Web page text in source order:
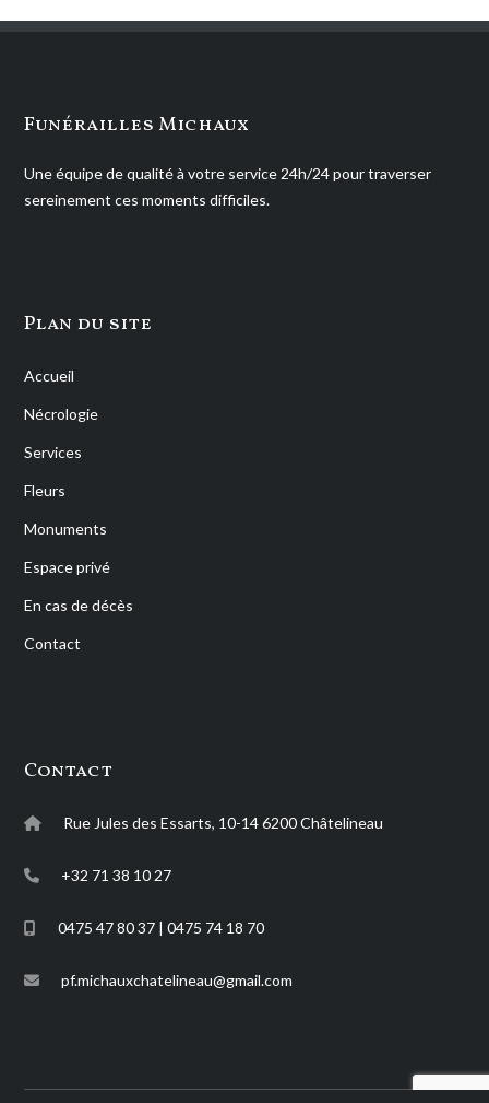
Funérailles Michaux
Une équipe de qualité à votre service 24h/24 pour traverser
sereinement ces moments difficiles.
Plan du site
Accueil
Nécrologie
Services
Fleurs
Monuments
Espace privé
En cas de décès
Contact
Contact
Rue Jules des Essarts, 10-14 6200 Châtelineau
+32 71 38 10 27
0475 47 80 37 | 0475 74 18 70
pf.michauxchatelineau@gmail.com